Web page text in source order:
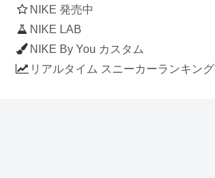
NIKE 発売中
NIKE LAB
NIKE By You カスタム
リアルタイム スニーカーランキング